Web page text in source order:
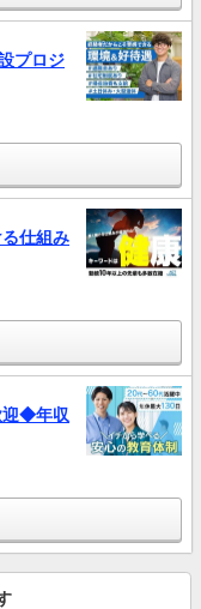
プロジ
仕組み
迎◆年収